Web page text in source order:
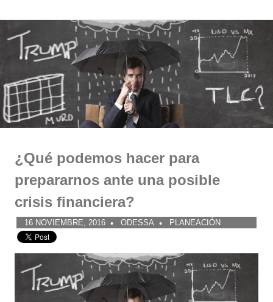
al
contenido
Comunidad
ODESSA
¿Qué podemos hacer para
prepararnos ante una posible
crisis financiera?
16 NOVIEMBRE, 2016 ODESSA PLANEACIÓN